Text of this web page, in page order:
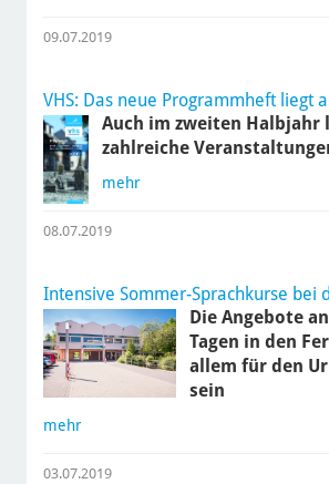
09.07.2019
VHS: Das neue Programmheft liegt
Auch im zweiten Halbjahr
zahlreiche
mehr
08.07.2019
Intensive Sommer-Sprachkurse bei
Die Angebote
Tagen in den
allem für den
sein
mehr
03.07.2019